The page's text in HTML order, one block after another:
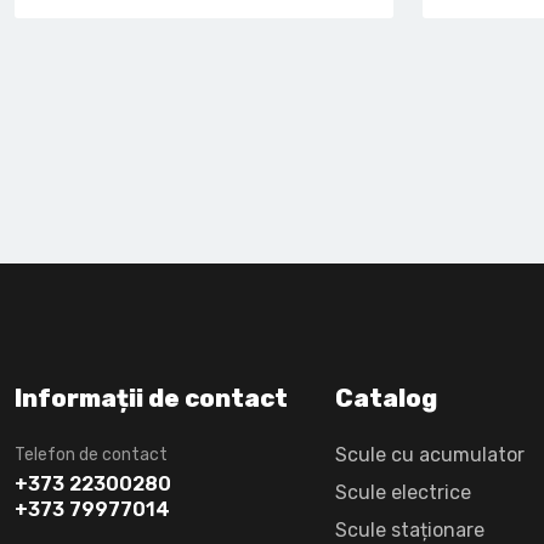
Informații de contact
Telefon de contact
+373 22300280
+373 79977014
Catalog
Scule cu acumulator
Scule electrice
Scule staționare